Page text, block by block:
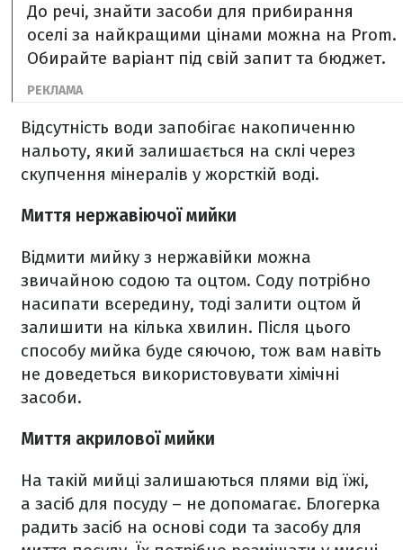
До речі, знайти засоби для прибирання
оселі за найкращими цінами можна на Prom.
Обирайте варіант під свій запит та бюджет.
Відсутність води запобігає накопиченню
нальоту, який залишається на склі через
скупчення мінералів у жорсткій воді.
Миття нержавіючої мийки
Відмити мийку з нержавійки можна
звичайною содою та оцтом. Соду потрібно
насипати всередину, тоді залити оцтом й
залишити на кілька хвилин. Після цього
способу мийка буде сяючою, тож вам навіть
не доведеться використовувати хімічні
засоби.
Миття акрилової мийки
На такій мийці залишаються плями від їжі,
а засіб для посуду – не допомагає. Блогерка
радить засіб на основі соди та засобу для